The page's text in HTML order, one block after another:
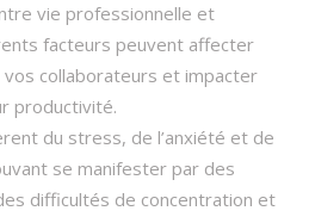
vie professionnelle et
facteurs peuvent affecter
collaborateurs et impacter
productivité.
du stress, de l’anxiété et de
se manifester par des
difficultés de concentration et